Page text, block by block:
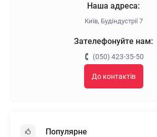
Наша адреса:
Київ, Будіндустрії 7
Зателефонуйте нам:
(050) 423-35-50
До контактів
Популярне